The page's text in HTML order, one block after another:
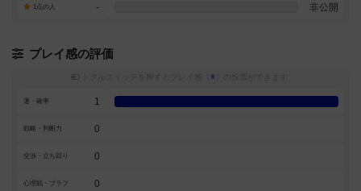
1点の人 - 非公開
プレイ感の評価
※
運・確率 1
戦略・判断力 0
交渉・立ち回り 0
心理戦・ブラフ 0